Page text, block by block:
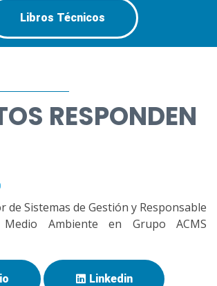
Libros Técnicos
RESPONDEN
de Sistemas de Gestión y Responsable
Ambiente en Grupo ACMS
Linkedin